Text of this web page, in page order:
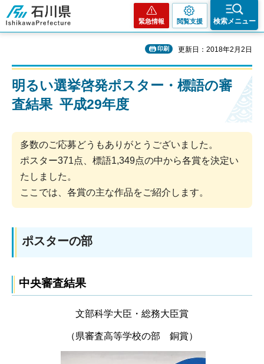
石川県
緊急情報 閲覧支援 検索メニュー
印刷 更新日：2018年2月2日
明るい選挙啓発ポスター・標語の審
査結果 平成29年度
多数のご応募どうもありがとうございました。
ポスター371点、標語1,349点の中から各賞を決定い
たしました。
ここでは、各賞の主な作品をご紹介します。
ポスターの部
中央審査結果
文部科学大臣・総務大臣賞
（県審査高等学校の部 銅賞）